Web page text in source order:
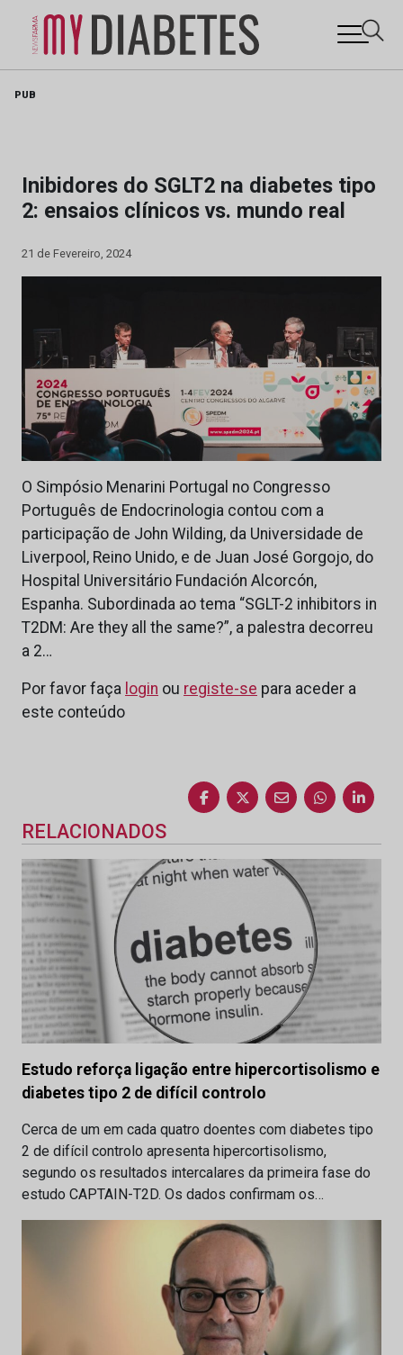
PUB
Inibidores do SGLT2 na diabetes tipo
2: ensaios clínicos vs. mundo real
21 de Fevereiro, 2024
O Simpósio Menarini Portugal no Congresso
Português de Endocrinologia contou com a
participação de John Wilding, da Universidade de
Liverpool, Reino Unido, e de Juan José Gorgojo, do
Hospital Universitário Fundación Alcorcón,
Espanha. Subordinada ao tema “SGLT-2 inhibitors in
T2DM: Are they all the same?”, a palestra decorreu
a 2…
Por favor faça login ou registe-se para aceder a
este conteúdo
RELACIONADOS
Estudo reforça ligação entre hipercortisolismo e
diabetes tipo 2 de difícil controlo
Cerca de um em cada quatro doentes com diabetes tipo
2 de difícil controlo apresenta hipercortisolismo,
segundo os resultados intercalares da primeira fase do
estudo CAPTAIN-T2D. Os dados confirmam os…